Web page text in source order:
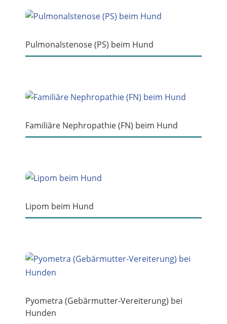
Pulmonalstenose (PS) beim Hund
Familiäre Nephropathie (FN) beim Hund
Lipom beim Hund
Pyometra (Gebärmutter-Vereiterung) bei
Hunden